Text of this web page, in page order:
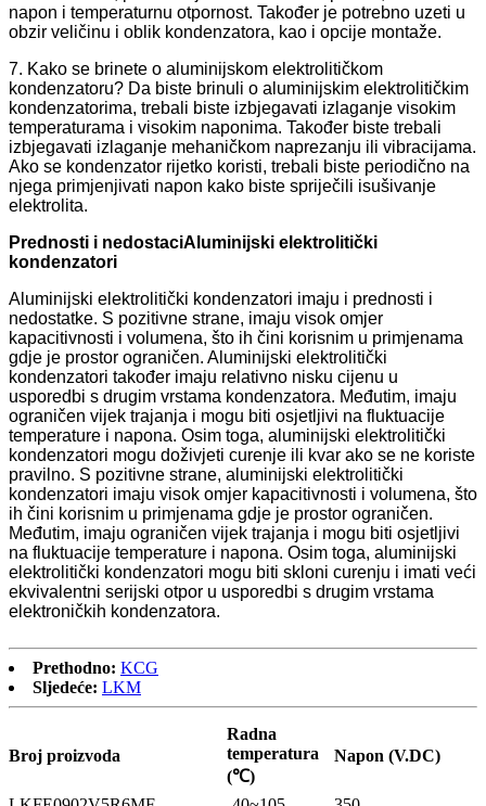
napon i temperaturnu otpornost. Također je potrebno uzeti u
obzir veličinu i oblik kondenzatora, kao i opcije montaže.
7. Kako se brinete o aluminijskom elektrolitičkom
kondenzatoru? Da biste brinuli o aluminijskim elektrolitičkim
kondenzatorima, trebali biste izbjegavati izlaganje visokim
temperaturama i visokim naponima. Također biste trebali
izbjegavati izlaganje mehaničkom naprezanju ili vibracijama.
Ako se kondenzator rijetko koristi, trebali biste periodično na
njega primjenjivati ​​napon kako biste spriječili isušivanje
elektrolita.
Prednosti i nedostaciAluminijski elektrolitički
kondenzatori
Aluminijski elektrolitički kondenzatori imaju i prednosti i
nedostatke. S pozitivne strane, imaju visok omjer
kapacitivnosti i volumena, što ih čini korisnim u primjenama
gdje je prostor ograničen. Aluminijski elektrolitički
kondenzatori također imaju relativno nisku cijenu u
usporedbi s drugim vrstama kondenzatora. Međutim, imaju
ograničen vijek trajanja i mogu biti osjetljivi na fluktuacije
temperature i napona. Osim toga, aluminijski elektrolitički
kondenzatori mogu doživjeti curenje ili kvar ako se ne koriste
pravilno. S pozitivne strane, aluminijski elektrolitički
kondenzatori imaju visok omjer kapacitivnosti i volumena, što
ih čini korisnim u primjenama gdje je prostor ograničen.
Međutim, imaju ograničen vijek trajanja i mogu biti osjetljivi
na fluktuacije temperature i napona. Osim toga, aluminijski
elektrolitički kondenzatori mogu biti skloni curenju i imati veći
ekvivalentni serijski otpor u usporedbi s drugim vrstama
elektroničkih kondenzatora.
Prethodno: KCG
Sljedeće: LKM
Broj proizvoda
Radna
temperatura
(℃)
Napon (V.DC)